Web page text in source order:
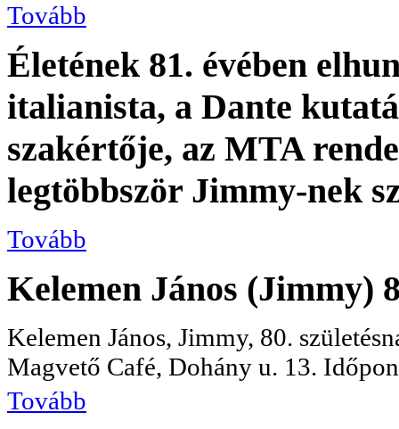
Tovább
Életének 81. évében
italianista, a Dante
szakértője, az MTA
legtöbbször Jimmy-nek
Tovább
Kelemen János (Jimmy)
Kelemen János, Jimmy, 80.
Magvető Café, Dohány u. 13.
Tovább